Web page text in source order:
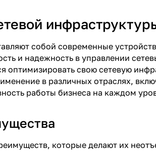
собой современные
и надежность в управлении
оптимизировать свою сетевую
в различных отраслях,
работы бизнеса на каждом
которые делают их